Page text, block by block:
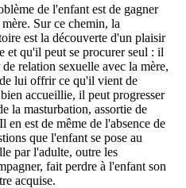
de l'enfant est de gagner
Sur ce chemin, la
est la découverte d'un plaisir
et qu'il peut se procurer seul : il
relation sexuelle avec la mère,
lui offrir ce qu'il vient de
accueillie, il peut progresser
la masturbation, assortie de
en est de même de l'absence de
que l'enfant se pose au
par l'adulte, outre les
fait perdre à l'enfant son
acquise.